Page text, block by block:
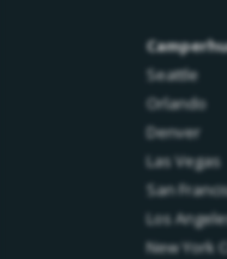
Seattle
Orlando
Denver
Las Vegas
San
Los
New York